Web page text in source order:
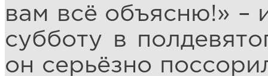
вам всё объясню!» –
субботу в
он серьёзно